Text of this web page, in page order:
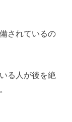
されているの
る人が後を絶